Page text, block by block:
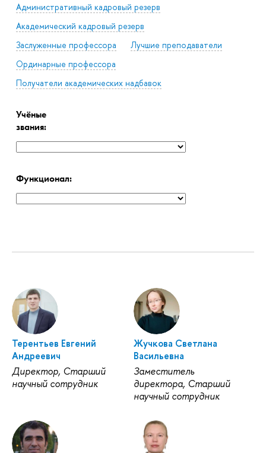
Административный кадровый резерв
Академический кадровый резерв
Заслуженные профессора
Лучшие преподаватели
Ординарные профессора
Получатели академических надбавок
Учёные
звания:
Функционал:
Терентьев Евгений
Андреевич
Директор, Старший
научный сотрудник
Жучкова Светлана
Васильевна
Заместитель
директора, Старший
научный сотрудник